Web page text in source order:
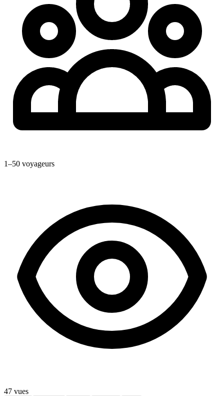
1–50 voyageurs
47 vues